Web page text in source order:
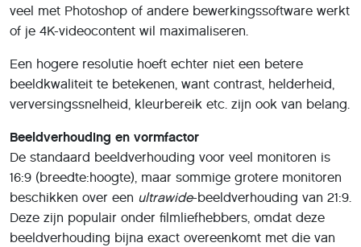
veel met Photoshop of andere bewerkingssoftware werkt
of je 4K-videocontent wil maximaliseren.
Een hogere resolutie hoeft echter niet een betere
beeldkwaliteit te betekenen, want contrast, helderheid,
verversingssnelheid, kleurbereik etc. zijn ook van belang.
Beeldverhouding en vormfactor
De standaard beeldverhouding voor veel monitoren is
16:9 (breedte:hoogte), maar sommige grotere monitoren
beschikken over een ultrawide-beeldverhouding van 21:9.
Deze zijn populair onder filmliefhebbers, omdat deze
beeldverhouding bijna exact overeenkomt met die van